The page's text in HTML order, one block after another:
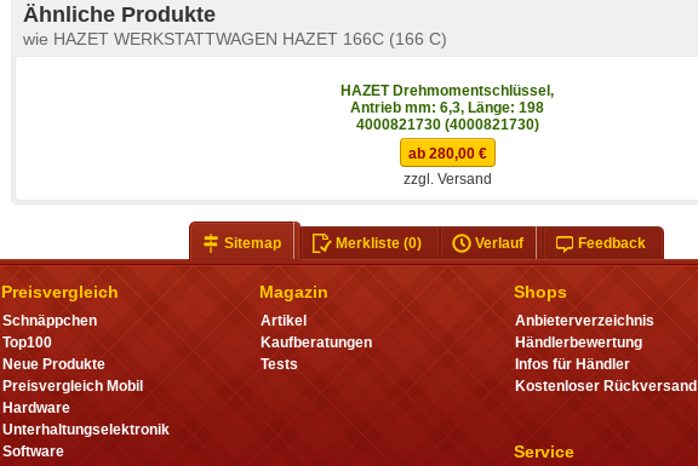
Ähnliche Produkte
wie HAZET WERKSTATTWAGEN HAZET 166C (166 C)
HAZET Drehmomentschlüssel,
Antrieb mm: 6,3, Länge: 198
4000821730 (4000821730)
ab 280,00 €
zzgl. Versand
Sitemap Merkliste(0) Verlauf Feedback
Preisvergleich
Schnäppchen
Top100
Neue Produkte
Preisvergleich Mobil
Hardware
Unterhaltungselektronik
Software
Magazin
Artikel
Kaufberatungen
Tests
Shops
Anbieterverzeichnis
Händlerbewertung
Infos für Händler
Kostenloser Rückversand
Service